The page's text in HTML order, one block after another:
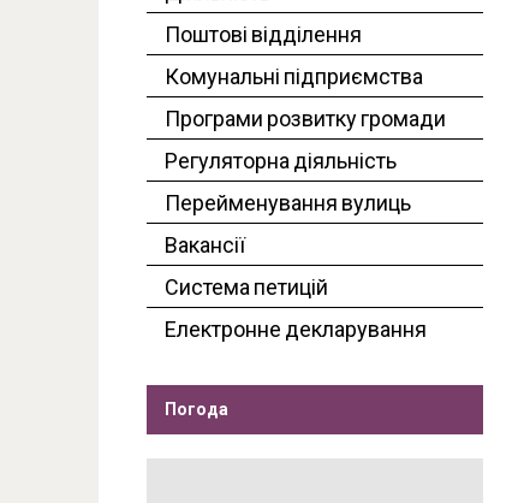
Поштові відділення
Комунальні підприємства
Програми розвитку громади
Регуляторна діяльність
Перейменування вулиць
Вакансії
Система петицій
Електронне декларування
Погода